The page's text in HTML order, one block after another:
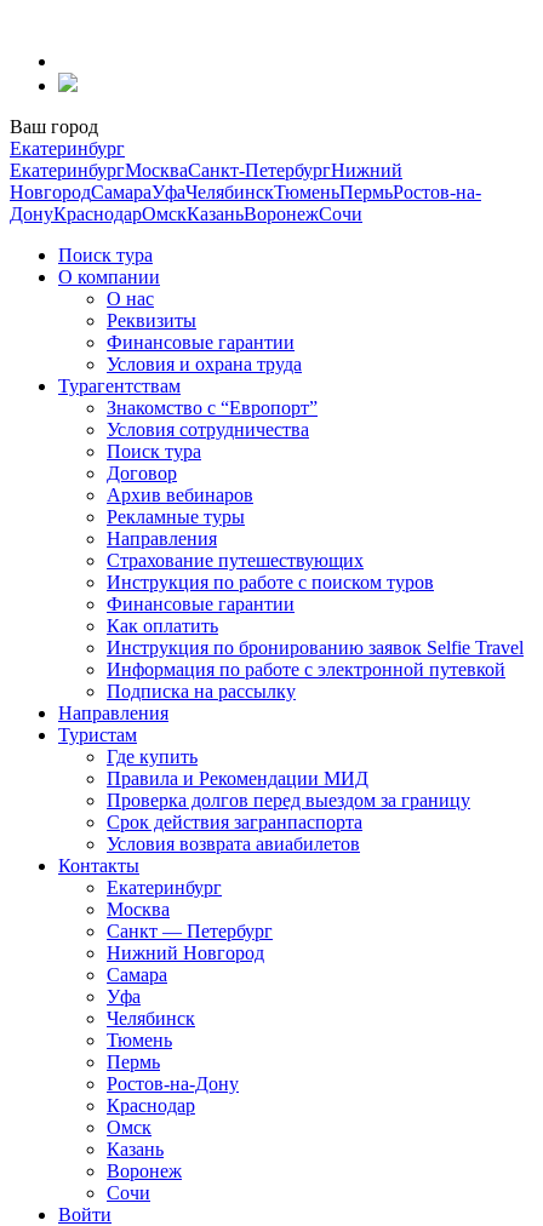
содержанию
Ваш город
Екатеринбург
ЕкатеринбургМоскваСанкт-ПетербургНижний
НовгородСамараУфаЧелябинскТюменьПермьРостов-на-
ДонуКраснодарОмскКазаньВоронежСочи
Поиск тура
О компании
О нас
Реквизиты
Финансовые гарантии
Условия и охрана труда
Турагентствам
Знакомство с “Европорт”
Условия сотрудничества
Поиск тура
Договор
Архив вебинаров
Рекламные туры
Направления
Страхование путешествующих
Инструкция по работе с поиском туров
Финансовые гарантии
Как оплатить
Инструкция по бронированию заявок Selfie Travel
Информация по работе с электронной путевкой
Подписка на рассылку
Направления
Туристам
Где купить
Правила и Рекомендации МИД
Проверка долгов перед выездом за границу
Срок действия загранпаспорта
Условия возврата авиабилетов
Контакты
Екатеринбург
Москва
Санкт — Петербург
Нижний Новгород
Самара
Уфа
Челябинск
Тюмень
Пермь
Ростов-на-Дону
Краснодар
Омск
Казань
Воронеж
Сочи
Войти